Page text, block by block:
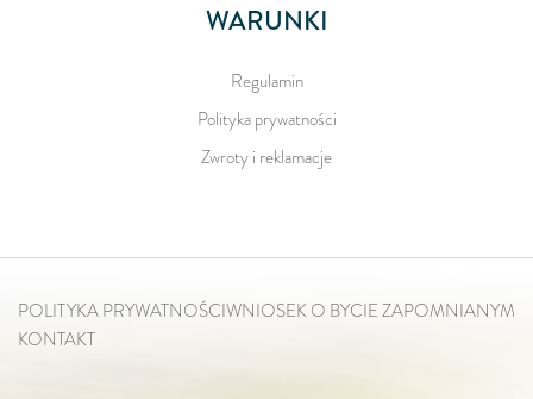
WARUNKI
Regulamin
Polityka prywatności
Zwroty i reklamacje
POLITYKA PRYWATNOŚCIWNIOSEK O BYCIE ZAPOMNIANYM
KONTAKT